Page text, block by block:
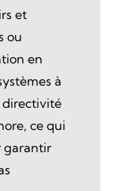
et
ou
en
à
directivité
ce qui
garantir